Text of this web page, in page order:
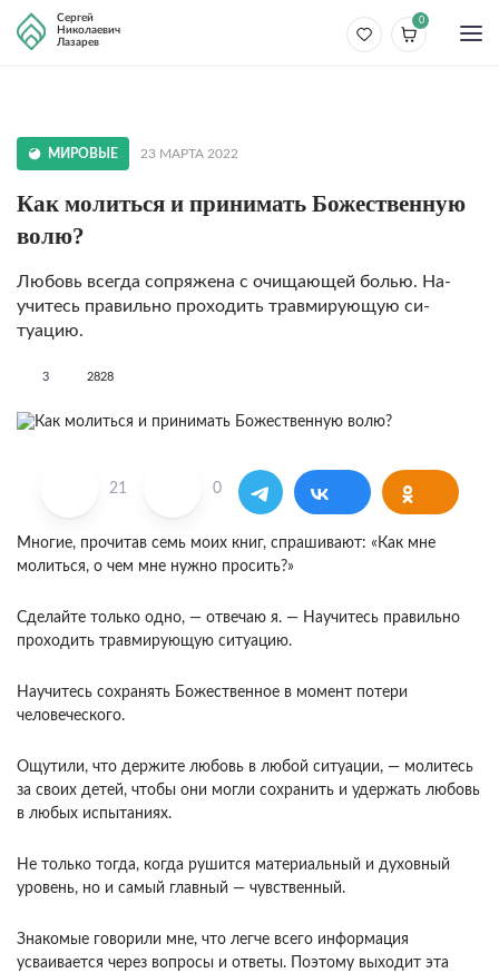
Сергей
Николаевич
Лазарев
0
МИРОВЫЕ 23 МАРТА 2022
Как молиться и принимать Божественную
волю?
Любовь всегда сопряжена с очищающей болью. На­
учитесь правильно проходить травмирующую си­
туацию.
3 2828
21 0
Многие, прочитав семь моих книг, спрашива­ют: «Как мне
молиться, о чем мне нужно про­сить?»
Сделайте только одно, — отвечаю я. — На­учитесь правильно
проходить травмирующую си­туацию.
Научитесь сохранять Божественное в момент потери
человеческого.
Ощутили, что держите лю­бовь в любой ситуации, — молитесь
за своих де­тей, чтобы они могли сохранить и удержать лю­бовь
в любых испытаниях.
Не только тогда, когда рушится материальный и духовный
уровень, но и самый главный — чув­ственный.
Знакомые говорили мне, что легче всего инфор­мация
усваивается через вопросы и ответы. По­этому выходит эта